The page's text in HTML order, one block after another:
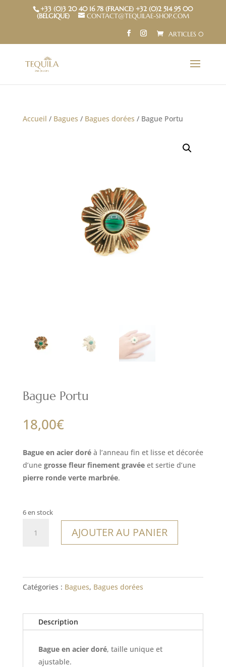
+33 (0)3 20 40 16 78 (FRANCE) +32 (0)2 514 95 00
(BELGIQUE)
CONTACT@TEQUILAE-SHOP.COM
ARTICLES 0
Accueil / Bagues / Bagues dorées / Bague Portu
Bague Portu
18,00€
Bague en acier doréà l’anneau fin et lisse et décorée
d’une grosse fleur finement gravéeet sertie d’une
pierre ronde verte marbrée.
6 en stock
AJOUTER AU PANIER
Catégories : Bagues, Bagues dorées
Description
Bague en acier doré, taille unique et
ajustable.